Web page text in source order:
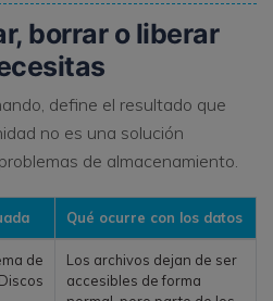
borrar o liberar
define el resultado que
no es una solución
de almacenamiento.
Qué ocurre con los datos
de
Los archivos dejan de ser
accesibles de forma